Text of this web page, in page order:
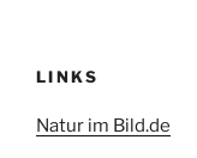
LINKS
Natur im Bild.de